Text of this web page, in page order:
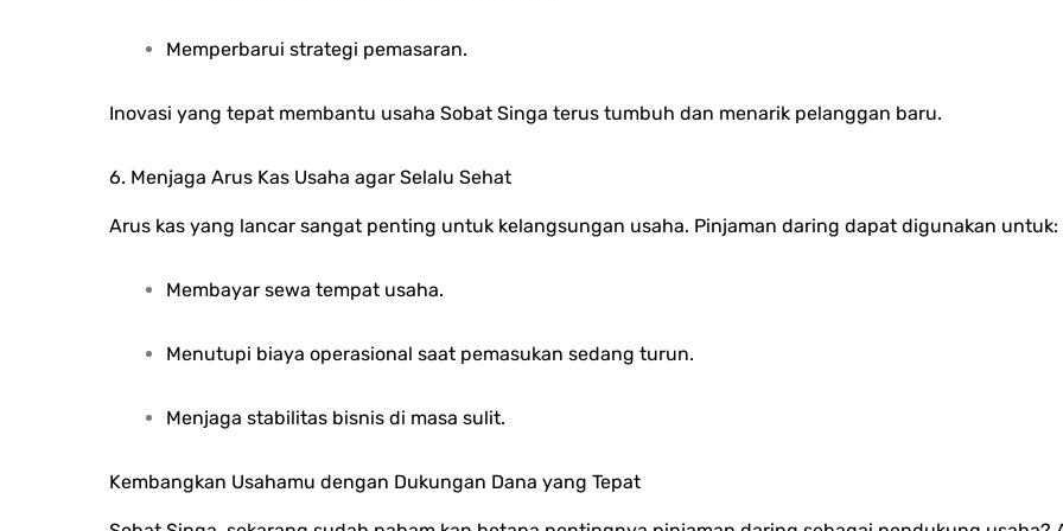
Memperbarui strategi pemasaran.
Inovasi yang tepat membantu usaha Sobat Singa terus tumbuh dan menarik pelanggan baru.
6. Menjaga Arus Kas Usaha agar Selalu Sehat
Arus kas yang lancar sangat penting untuk kelangsungan usaha. Pinjaman daring dapat digunakan untuk:
Membayar sewa tempat usaha.
Menutupi biaya operasional saat pemasukan sedang turun.
Menjaga stabilitas bisnis di masa sulit.
Kembangkan Usahamu dengan Dukungan Dana yang Tepat